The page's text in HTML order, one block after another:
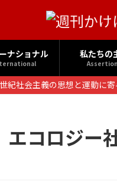
ナショナル 私たちの
紀社会主義の思想と運動に
エコロジー